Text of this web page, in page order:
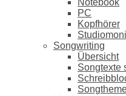
PC
Kopfhörer
Songwriting
Übersicht
Songtexte